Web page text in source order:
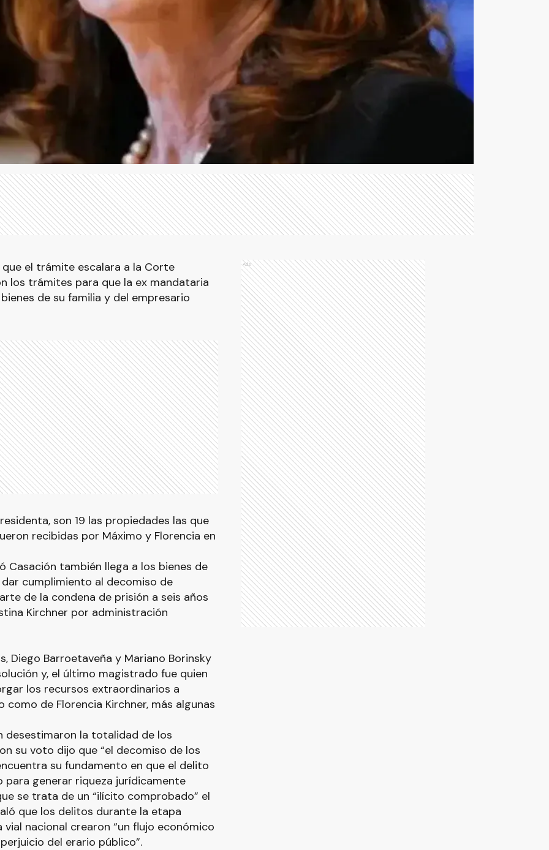
el trámite escalara a la Corte
los trámites para que la ex mandataria
de su familia y del empresario
son 19 las propiedades las que
recibidas por Máximo y Florencia en
Casación también llega a los bienes de
cumplimiento al decomiso de
de la condena de prisión a seis años
Kirchner por administración
Diego Barroetaveña y Mariano Borinsky
y, el último magistrado fue quien
los recursos extraordinarios a
de Florencia Kirchner, más algunas
desestimaron la totalidad de los
su voto dijo que “el decomiso de los
su fundamento en que el delito
generar riqueza jurídicamente
se trata de un “ilícito comprobado” el
que los delitos durante la etapa
nacional crearon “un flujo económico
del erario público”.
Ads